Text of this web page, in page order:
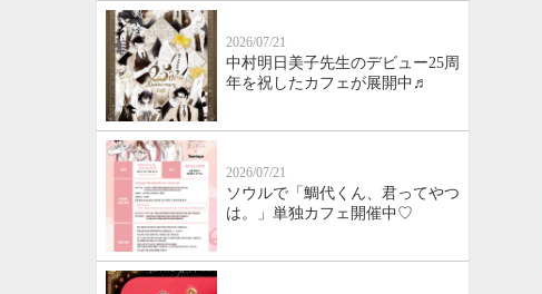
2026/07/21
中村明日美子先生のデビュー25周
年を祝したカフェが展開中♬
2026/07/21
ソウルで「鯛代くん、君ってやつ
は。」単独カフェ開催中♡